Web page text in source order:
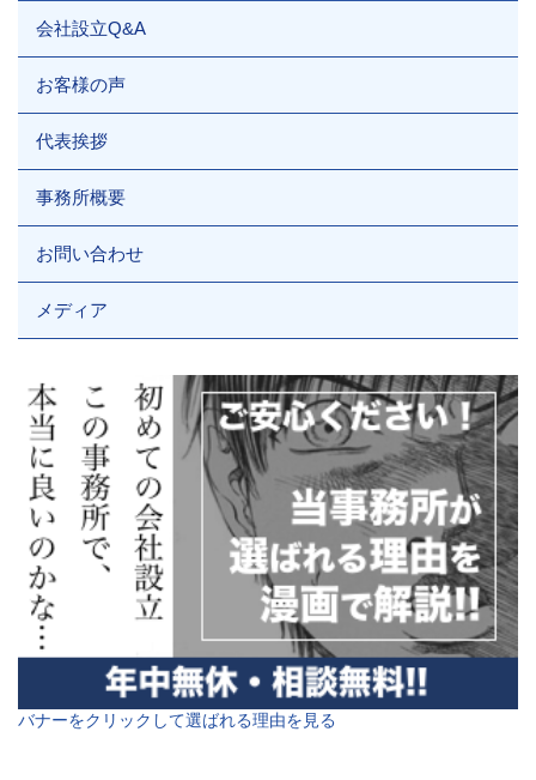
会社設立Q&A
お客様の声
代表挨拶
事務所概要
お問い合わせ
メディア
バナーをクリックして選ばれる理由を見る